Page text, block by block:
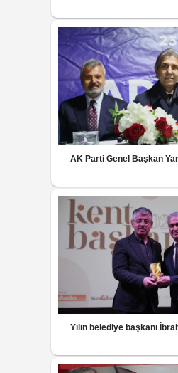
AK Parti Genel Başkan
Yılın belediye başkanı